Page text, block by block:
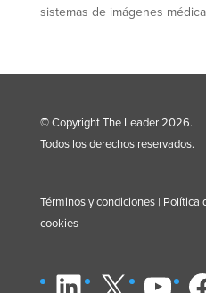
sistemas de imágenes
© Copyright The Leader 2026.
Todos los derechos reservados.
Términos y condiciones| Política
cookies